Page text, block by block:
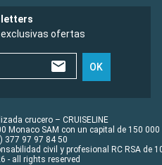
ofertas
OK
crucero – CRUISELINE
Monaco SAM con un capital de 150 000
377 97 97 84 50
civil y profesional RC RSA de
- all rights reserved